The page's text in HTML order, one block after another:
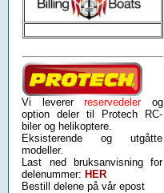
Vi levererreservedelerog
option deler til Protech RC-
biler og helikoptere.
Eksisterende og utgåtte
modeller.
Last ned bruksanvisning for
delenummer: HER
Bestill delene på vår epost